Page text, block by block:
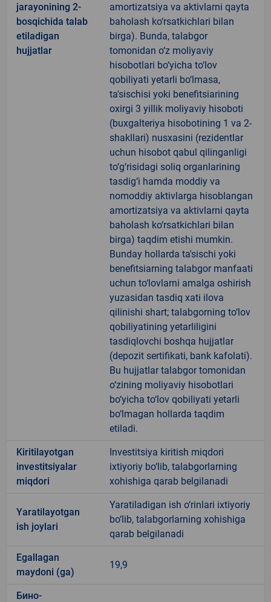
jarayonining 2-
bosqichida talab
etiladigan
hujjatlar
amortizatsiya va aktivlarni qayta
baholash ko‘rsatkichlari bilan
birga). Bunda, talabgor
tomonidan o‘z moliyaviy
hisobotlari bo‘yicha to‘lov
qobiliyati yetarli bo‘lmasa,
ta'sischisi yoki benefitsiarining
oxirgi 3 yillik moliyaviy hisoboti
(buxgalteriya hisobotining 1 va 2-
shakllari) nusxasini (rezidentlar
uchun hisobot qabul qilinganligi
to‘g‘risidagi soliq organlarining
tasdig‘i hamda moddiy va
nomoddiy aktivlarga hisoblangan
amortizatsiya va aktivlarni qayta
baholash ko‘rsatkichlari bilan
birga) taqdim etishi mumkin.
Bunday hollarda ta'sischi yoki
benefitsiarning talabgor manfaati
uchun to‘lovlarni amalga oshirish
yuzasidan tasdiq xati ilova
qilinishi shart; talabgorning to‘lov
qobiliyatining yetarliligini
tasdiqlovchi boshqa hujjatlar
(depozit sertifikati, bank kafolati).
Bu hujjatlar talabgor tomonidan
o‘zining moliyaviy hisobotlari
bo‘yicha to‘lov qobiliyati yetarli
bo‘lmagan hollarda taqdim
etiladi.
Kiritilayotgan
investitsiyalar
miqdori
Investitsiya kiritish miqdori
ixtiyoriy bo‘lib, talabgorlarning
xohishiga qarab belgilanadi
Yaratilayotgan
ish joylari
Yaratiladigan ish o‘rinlari ixtiyoriy
bo‘lib, talabgorlarning xohishiga
qarab belgilanadi
Egallagan
maydoni (ga)
19,9
Бино-